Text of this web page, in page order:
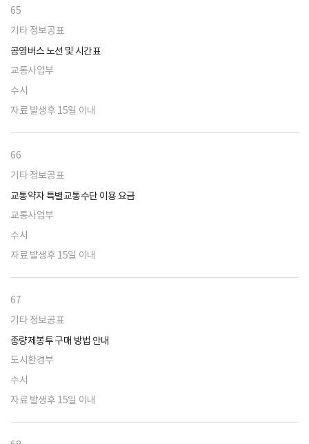
65
기타 정보공표
공영버스 노선 및 시간표
교통사업부
수시
자료 발생후 15일 이내
66
기타 정보공표
교통약자 특별교통수단 이용 요금
교통사업부
수시
자료 발생후 15일 이내
67
기타 정보공표
종량제봉투 구매 방법 안내
도시환경부
수시
자료 발생후 15일 이내